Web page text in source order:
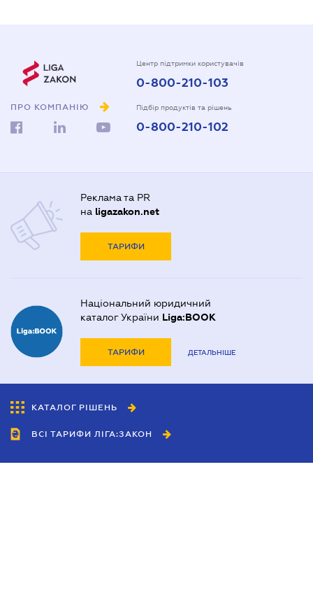
ПРО КОМПАНІЮ
Центр підтримки користувачів
0-800-210-103
Підбір продуктів та рішень
0-800-210-102
Реклама та PR
на ligazakon.net
ТАРИФИ
Національний юридичний
каталог України Liga:BOOK
ТАРИФИ ДЕТАЛЬНІШЕ
КАТАЛОГ РІШЕНЬ
ВСІ ТАРИФИ ЛІГА:ЗАКОН